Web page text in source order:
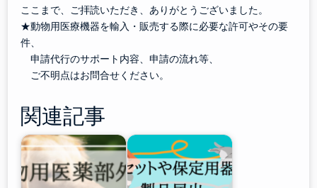
ここまで、ご拝読いただき、ありがとうございました。
★動物用医療機器を輸入・販売する際に必要な許可やその要
件、
申請代行のサポート内容、申請の流れ等、
ご不明点はお問合せください。
関連記事